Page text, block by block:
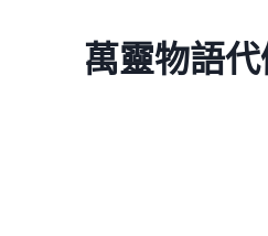
萬靈物語